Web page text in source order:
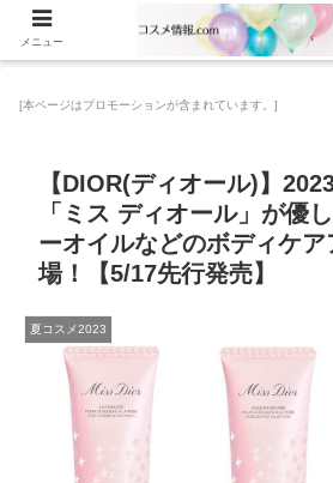
[本ページはプロモーションが含まれています。]
【DIOR(ディオール)】
「ミス ディオール」が優
ーオイルなどのボディケ
場！【5/17先行発売】
夏コスメ2023
メニュー